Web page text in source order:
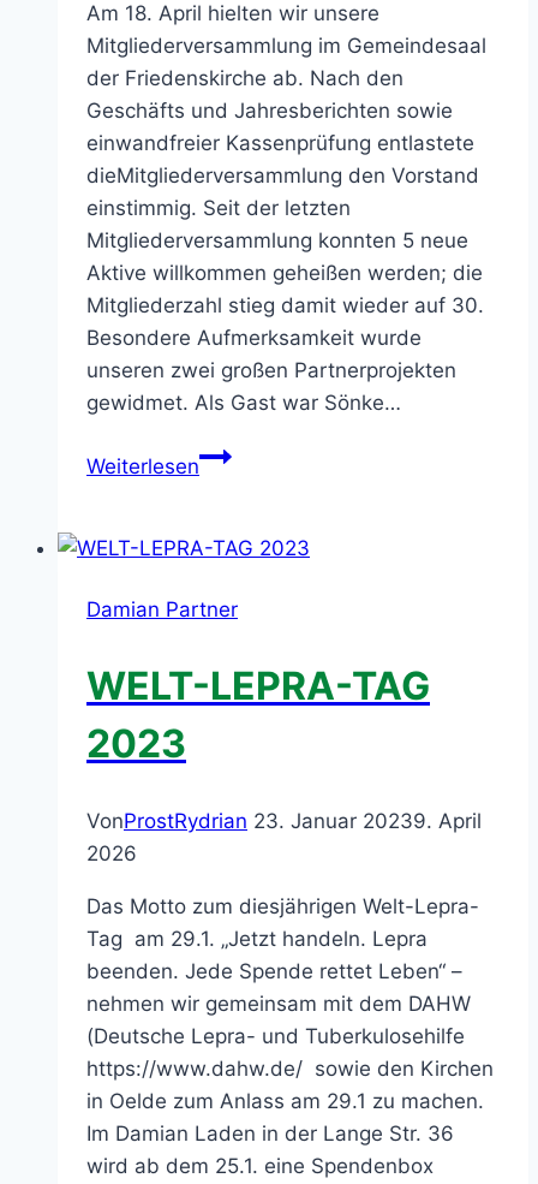
Am 18. April hielten wir unsere
Mitgliederversammlung im Gemeindesaal
der Friedenskirche ab. Nach den
Geschäfts und Jahresberichten sowie
einwandfreier Kassenprüfung entlastete
dieMitgliederversammlung den Vorstand
einstimmig. Seit der letzten
Mitgliederversammlung konnten 5 neue
Aktive willkommen geheißen werden; die
Mitgliederzahl stieg damit wieder auf 30.
Besondere Aufmerksamkeit wurde
unseren zwei großen Partnerprojekten
gewidmet. Als Gast war Sönke…
WeiterlesenMitgliederversammlung
Schwerpunkt
für
und
Indien
Damian Partner
WELT-LEPRA-TAG
2023
VonProstRydrian 23. Januar 20239. April
2026
Das Motto zum diesjährigen Welt-Lepra-
Tag am 29.1. „Jetzt handeln. Lepra
beenden. Jede Spende rettet Leben“ –
nehmen wir gemeinsam mit dem DAHW
(Deutsche Lepra- und Tuberkulosehilfe
https://www.dahw.de/ sowie den Kirchen
in Oelde zum Anlass am 29.1 zu machen.
Im Damian Laden in der Lange Str. 36
wird ab dem 25.1. eine Spendenbox